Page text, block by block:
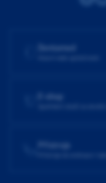
Dentamed
E-shop
Přístroje